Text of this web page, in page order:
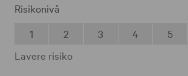
Risikonivå
1 2 3 4 5
Lavere risiko